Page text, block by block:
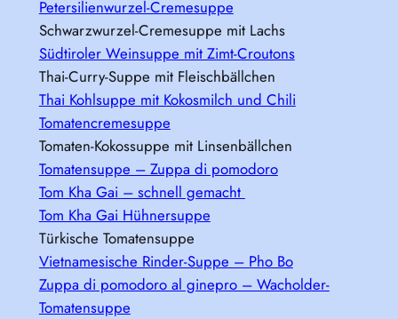
Petersilienwurzel-Cremesuppe
Schwarzwurzel-Cremesuppe mit Lachs
Südtiroler Weinsuppe mit Zimt-Croutons
Thai-Curry-Suppe mit Fleischbällchen
Thai Kohlsuppe mit Kokosmilch und Chili
Tomatencremesuppe
Tomaten-Kokossuppe mit Linsenbällchen
Tomatensuppe – Zuppa di pomodoro
Tom Kha Gai – schnell gemacht
Tom Kha Gai Hühnersuppe
Türkische Tomatensuppe
Vietnamesische Rinder-Suppe – Pho Bo
Zuppa di pomodoro al ginepro – Wacholder-
Tomatensuppe